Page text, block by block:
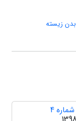
بدن زیسته